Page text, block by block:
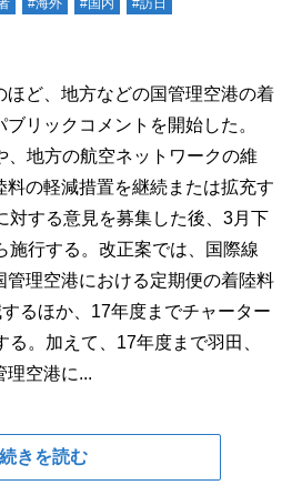
#海外 #国内 #訪日
ほど、地方などの国管理空港の着
リックコメントを開始した。
、地方の航空ネットワークの維
の軽減措置を継続または拡充す
対する意見を募集した後、3月下
施行する。改正案では、国際線
管理空港における定期便の着陸料
るほか、17年度までチャーター
。加えて、17年度まで羽田、
理空港に...
続きを読む